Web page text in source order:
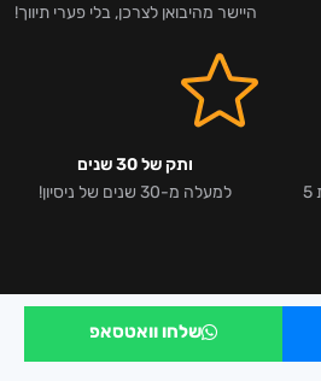
היישר מהיבואן לצרכן, בלי פערי תיווך!
אלפי לקוחות מרוצים וביקורות 5
ותק של 30 שנים
למעלה מ-30 שנים של ניסיון!
שלחו וואטסאפ